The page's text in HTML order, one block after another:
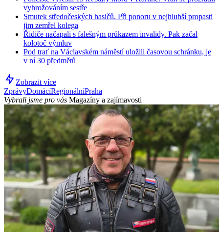
vyhrožováním sestře
Smutek středočeských hasičů. Při ponoru v nejhlubší propasti
jim zemřel kolega
Řidiče načapali s falešným průkazem invalidy. Pak začal
kolotoč výmluv
Pod trať na Václavském náměstí uložili časovou schránku, je
v ní 30 předmětů
Zobrazit více
ZprávyDomácíRegionálníPraha
Vybrali jsme pro vás Magazíny a zajímavosti